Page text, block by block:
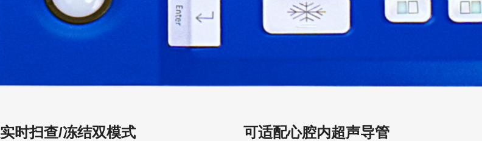
实时扫查/冻结双模式 可适配心腔内超声导管